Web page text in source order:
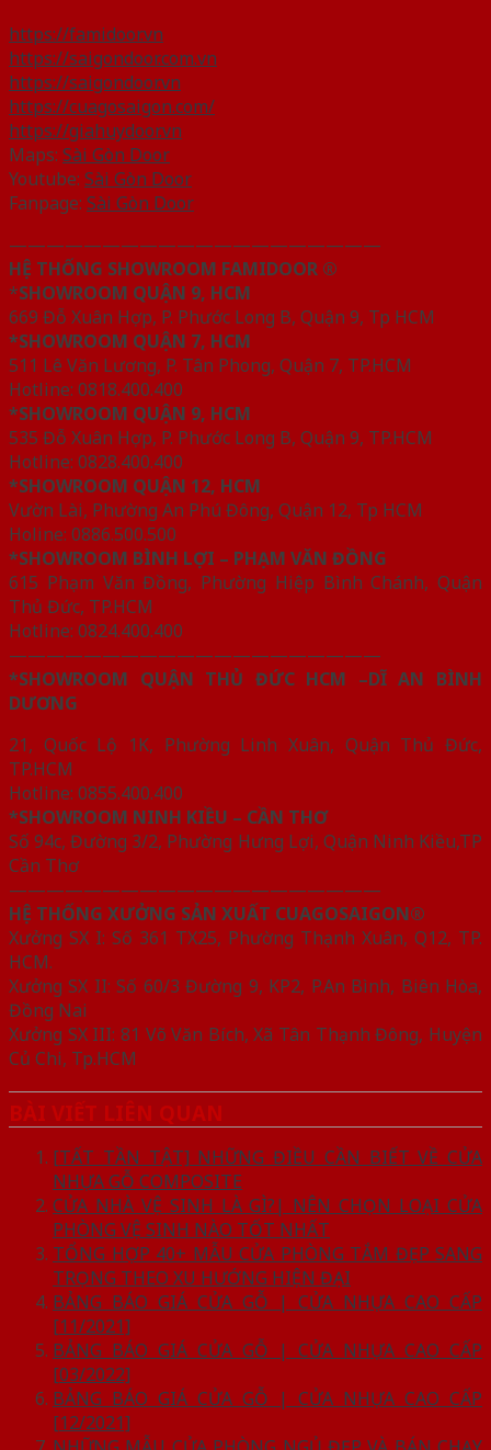
https://famidoor.vn
https://saigondoor.com.vn
https://saigondoor.vn
https://cuagosaigon.com/
https://giahuydoor.vn
Maps: Sài Gòn Door
Youtube: Sài Gòn Door
Fanpage: Sài Gòn Door
————————————————————
HỆ THỐNG SHOWROOM FAMIDOOR ®
*SHOWROOM QUẬN 9, HCM
669 Đỗ Xuân Hợp, P. Phước Long B, Quận 9, Tp HCM
*SHOWROOM QUẬN 7, HCM
511 Lê Văn Lương, P. Tân Phong, Quận 7, TP.HCM
Hotline: 0818.400.400
*SHOWROOM QUẬN 9, HCM
535 Đỗ Xuân Hợp, P. Phước Long B, Quận 9, TP.HCM
Hotline: 0828.400.400
*SHOWROOM QUẬN 12, HCM
Vườn Lài, Phường An Phú Đông, Quận 12, Tp HCM
Holine: 0886.500.500
*SHOWROOM BÌNH LỢI – PHẠM VĂN ĐỒNG
615 Phạm Văn Đồng, Phường Hiệp Bình Chánh, Quận
Thủ Đức, TP.HCM
Hotline: 0824.400.400
————————————————————
*SHOWROOM QUẬN THỦ ĐỨC HCM –DĨ AN BÌNH
DƯƠNG
21, Quốc Lộ 1K, Phường Linh Xuân, Quận Thủ Đức,
TP.HCM
Hotline: 0855.400.400
*SHOWROOM NINH KIỀU – CẦN THƠ
Số 94c, Đường 3/2, Phường Hưng Lợi, Quận Ninh Kiều,TP
Cần Thơ
————————————————————
HỆ THỐNG XƯỞNG SẢN XUẤT CUAGOSAIGON®
Xưởng SX I: Số 361 TX25, Phường Thạnh Xuân, Q12, TP.
HCM.
Xưởng SX II: Số 60/3 Đường 9, KP2, P.An Bình, Biên Hòa,
Đồng Nai
Xưởng SX III: 81 Võ Văn Bích, Xã Tân Thạnh Đông, Huyện
Củ Chi, Tp.HCM
BÀI VIẾT LIÊN QUAN
[TẤT TẦN TẬT] NHỮNG ĐIỀU CẦN BIẾT VỀ CỬA
NHỰA GỖ COMPOSITE
CỬA NHÀ VỆ SINH LÀ GÌ?| NÊN CHỌN LOẠI CỬA
PHÒNG VỆ SINH NÀO TỐT NHẤT
TỔNG HỢP 40+ MẪU CỬA PHÒNG TẮM ĐẸP SANG
TRỌNG THEO XU HƯỚNG HIỆN ĐẠI
BẢNG BÁO GIÁ CỬA GỖ | CỬA NHỰA CAO CẤP
[11/2021]
BẢNG BÁO GIÁ CỬA GỖ | CỬA NHỰA CAO CẤP
[03/2022]
BẢNG BÁO GIÁ CỬA GỖ | CỬA NHỰA CAO CẤP
[12/2021]